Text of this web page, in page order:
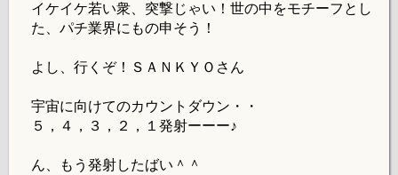
イケイケ若い衆、突撃じゃい！世の中をモチーフとし
た、パチ業界にもの申そう！
よし、行くぞ！ＳＡＮＫＹＯさん
宇宙に向けてのカウントダウン・・
５，４，３，２，１発射ーーー♪
ん、もう発射したばい＾＾